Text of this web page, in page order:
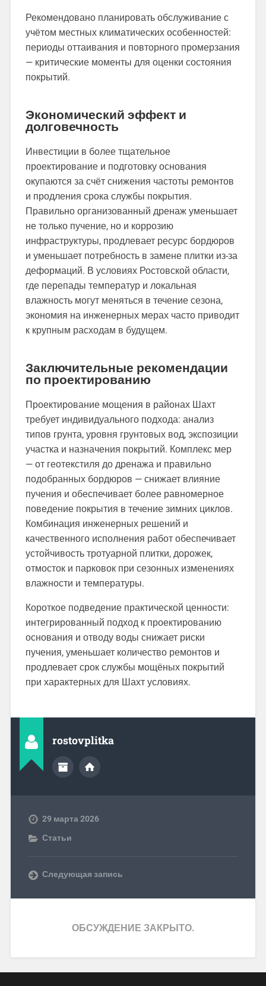
Рекомендовано планировать обслуживание с
учётом местных климатических особенностей:
периоды оттаивания и повторного промерзания
— критические моменты для оценки состояния
покрытий.
Экономический эффект и
долговечность
Инвестиции в более тщательное
проектирование и подготовку основания
окупаются за счёт снижения частоты ремонтов
и продления срока службы покрытия.
Правильно организованный дренаж уменьшает
не только пучение, но и коррозию
инфраструктуры, продлевает ресурс бордюров
и уменьшает потребность в замене плитки из-за
деформаций. В условиях Ростовской области,
где перепады температур и локальная
влажность могут меняться в течение сезона,
экономия на инженерных мерах часто приводит
к крупным расходам в будущем.
Заключительные рекомендации
по проектированию
Проектирование мощения в районах Шахт
требует индивидуального подхода: анализ
типов грунта, уровня грунтовых вод, экспозиции
участка и назначения покрытий. Комплекс мер
— от геотекстиля до дренажа и правильно
подобранных бордюров — снижает влияние
пучения и обеспечивает более равномерное
поведение покрытия в течение зимних циклов.
Комбинация инженерных решений и
качественного исполнения работ обеспечивает
устойчивость тротуарной плитки, дорожек,
отмосток и парковок при сезонных изменениях
влажности и температуры.
Короткое подведение практической ценности:
интегрированный подход к проектированию
основания и отводу воды снижает риски
пучения, уменьшает количество ремонтов и
продлевает срок службы мощёных покрытий
при характерных для Шахт условиях.
rostovplitka
29 марта 2026
Статьи
Следующая запись
ОБСУЖДЕНИЕ ЗАКРЫТО.